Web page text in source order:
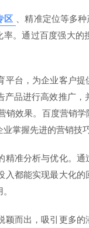
区
、精准定位等多
。通过百度强大
台，为企业客户
品进行高效推广
销效果。百度营销
掌握先进的营销技
准分析与优化。
都能实现最大化
而出，吸引更多